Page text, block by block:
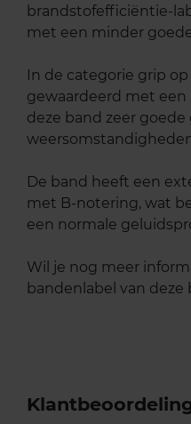
brandstofefficiëntie-
met een minder
In de categorie grip
gewaardeerd met
deze band zeer
De band heeft een
met B-notering, wat
een normale
Wil je nog meer
bandenlabel van deze